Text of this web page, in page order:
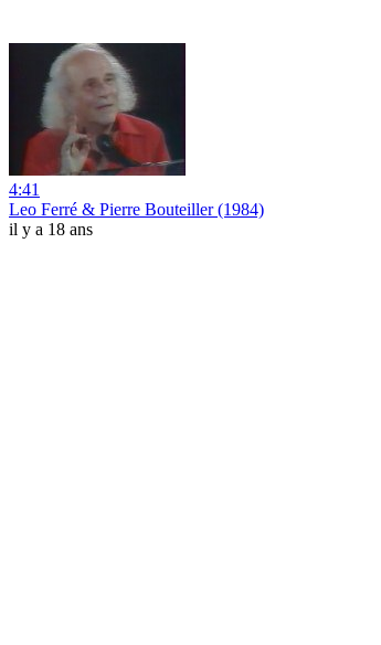
4:41
Leo Ferré & Pierre Bouteiller (1984)
il y a 18 ans